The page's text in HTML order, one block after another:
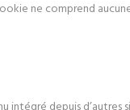
ne comprend
depuis d’autres